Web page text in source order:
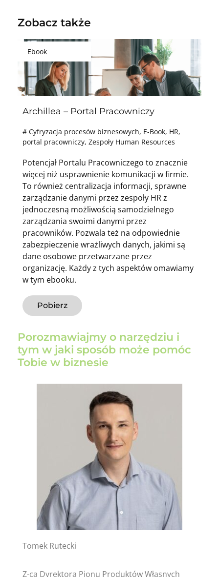
Zobacz także
Ebook
Archillea – Portal Pracowniczy
# Cyfryzacja procesów biznesowych, E-Book, HR,
portal pracowniczy, Zespoły Human Resources
Potencjał Portalu Pracowniczego to znacznie
więcej niż usprawnienie komunikacji w firmie.
To również centralizacja informacji, sprawne
zarządzanie danymi przez zespoły HR z
jednoczesną możliwością samodzielnego
zarządzania swoimi danymi przez
pracowników. Pozwala też na odpowiednie
zabezpieczenie wrażliwych danych, jakimi są
dane osobowe przetwarzane przez
organizację. Każdy z tych aspektów omawiamy
w tym ebooku.
Pobierz
Porozmawiajmy o narzędziu i
tym w jaki sposób może pomóc
Tobie w biznesie
Tomek Rutecki
Z-ca Dyrektora Pionu Produktów Własnych